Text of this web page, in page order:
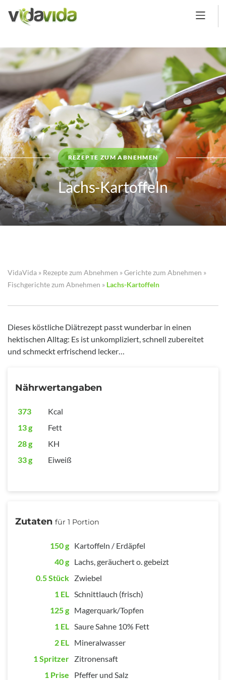
REZEPTE ZUM ABNEHMEN
Lachs-Kartoffeln
VidaVida » Rezepte zum Abnehmen »Gerichte zum Abnehmen »
Fischgerichte zum Abnehmen » Lachs-Kartoffeln
Dieses köstliche Diätrezept passt wunderbar in einen
hektischen Alltag: Es ist unkompliziert, schnell zubereitet
und schmeckt erfrischend lecker…
Nährwertangaben
373
Kcal
13 g
Fett
28 g
KH
33 g
Eiweiß
Zutaten für 1 Portion
150 g Kartoffeln / Erdäpfel
40 g Lachs, geräuchert o. gebeizt
0.5 Stück Zwiebel
1 EL Schnittlauch (frisch)
125 g Magerquark/Topfen
1 EL Saure Sahne 10% Fett
2 EL Mineralwasser
1 Spritzer Zitronensaft
1 Prise
Pfeffer und Salz